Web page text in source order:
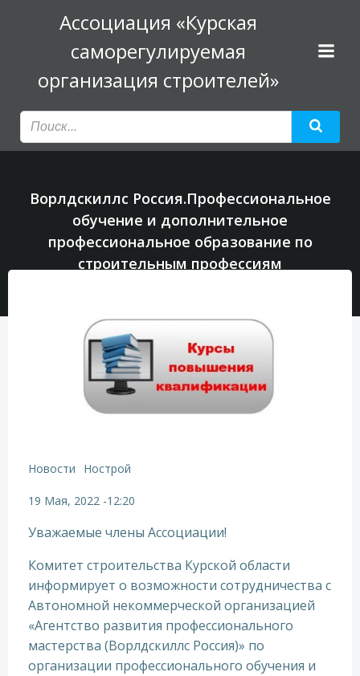
к
содержимому
Ассоциация «Курская
саморегулируемая
организация строителей»
Ворлдскиллс Россия.Профессиональное
обучение и дополнительное
профессиональное образование по
строительным профессиям
Новости Нострой
19 Мая, 2022 -12:20
Уважаемые члены Ассоциации!
Комитет строительства Курской области
информирует о возможности сотрудничества с
Автономной некоммерческой организацией
«Агентство развития профессионального
мастерства (Ворлдскиллс Россия)» по
организации профессионального обучения и